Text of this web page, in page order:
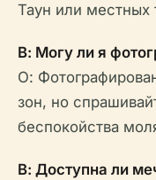
Таун или местных
В: Могу ли я
О:
зон, но
беспокойства
В: Доступна ли